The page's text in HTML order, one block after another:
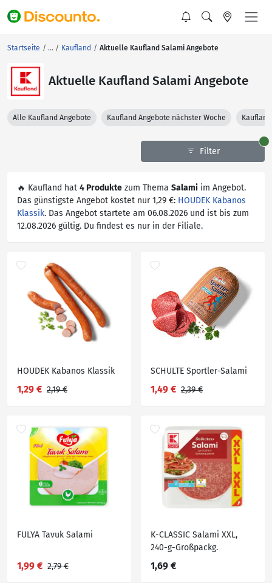
Startseite Kaufland Aktuelle Kaufland Salami Angebote
Aktuelle Kaufland Salami Angebote
Alle Kaufland Angebote Kaufland Angebote nächster Woche
Filter
🔥 Kaufland hat 4 Produkte zum Thema Salami im Angebot.
Das günstigste Angebot kostet nur 1,29 €: HOUDEK Kabanos
Klassik. Das Angebot startete am 06.08.2026 und ist bis zum
12.08.2026 gültig. Du findest es nur in der Filiale.
HOUDEK Kabanos Klassik
1,29 € 2,19 €
SCHULTE Sportler-Salami
1,49 € 2,39 €
FULYA Tavuk Salami
1,99 € 2,79 €
K-CLASSIC Salami XXL,
240-g-Großpackg.
1,69 €